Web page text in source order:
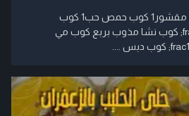
المكونات:2 كوب قمح حب مقشور1 كوب حمص حب1 كوب
فاصوليا حب (بيضاء)&frac14; كوب نشا مذوب بربع كوب مي